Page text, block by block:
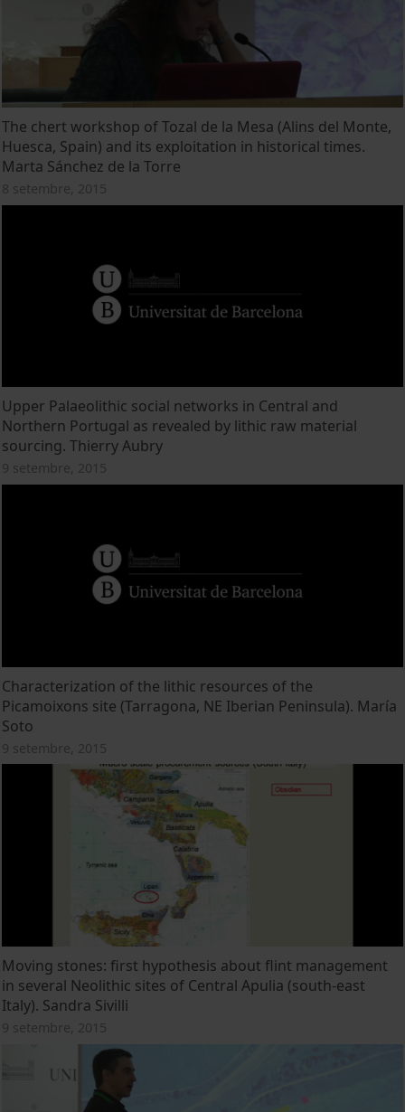
The chert workshop of Tozal de la Mesa (Alins del Monte,
Huesca, Spain) and its exploitation in historical times.
Marta Sánchez de la Torre
8 setembre, 2015
Upper Palaeolithic social networks in Central and
Northern Portugal as revealed by lithic raw material
sourcing. Thierry Aubry
9 setembre, 2015
Characterization of the lithic resources of the
Picamoixons site (Tarragona, NE Iberian Peninsula). María
Soto
9 setembre, 2015
Moving stones: first hypothesis about flint management
in several Neolithic sites of Central Apulia (south-east
Italy). Sandra Sivilli
9 setembre, 2015